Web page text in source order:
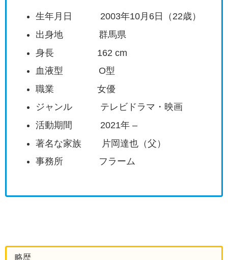
生年月日 2003年10月6日（22歳）
出身地 群馬県
身長 162 cm
血液型 O型
職業 女優
ジャンル テレビドラマ・映画
活動期間 2021年 –
著名な家族 片岡達也（父）
事務所 フラーム
略歴